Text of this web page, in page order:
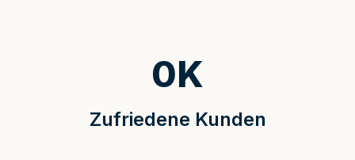
Zufriedene Kunden
0K